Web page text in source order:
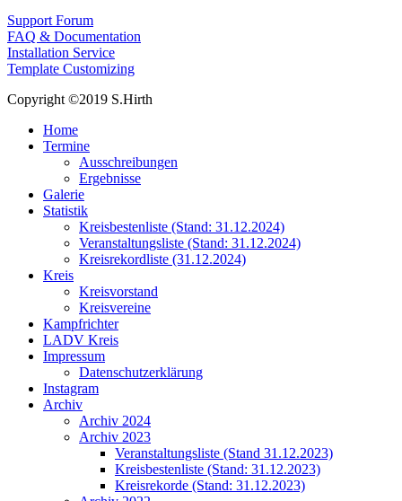
Support Forum
FAQ & Documentation
Installation Service
Template Customizing
Copyright ©2019 S.Hirth
Home
Termine
Ausschreibungen
Ergebnisse
Galerie
Statistik
Kreisbestenliste (Stand: 31.12.2024)
Veranstaltungsliste (Stand: 31.12.2024)
Kreisrekordliste (31.12.2024)
Kreis
Kreisvorstand
Kreisvereine
Kampfrichter
LADV Kreis
Impressum
Datenschutzerklärung
Instagram
Archiv
Archiv 2024
Archiv 2023
Veranstaltungsliste (Stand 31.12.2023)
Kreisbestenliste (Stand: 31.12.2023)
Kreisrekorde (Stand: 31.12.2023)